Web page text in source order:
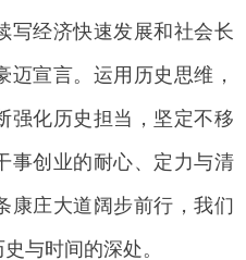
写经济快速发展和社会长
宣言。运用历史思维，
强化历史担当，坚定不移
事创业的耐心、定力与清
康庄大道阔步前行，我们
与时间的深处。